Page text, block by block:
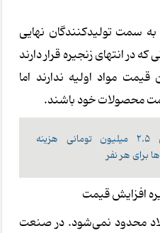
سمت تولیدکنندگان نهایی
در انتهای زنجیره قرار دارند
مواد اولیه ندارند اما
محصولات خود باشند.
افزایش ۲.۵ میلیون تومانی هزینه
برای هر نفر
افزایش قیمت
محدود نمی‌شود. در صنعت